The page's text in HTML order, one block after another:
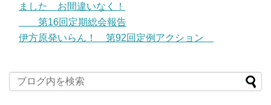
ました お間違いなく！
第16回定期総会報告
伊方原発いらん！ 第92回定例アクション